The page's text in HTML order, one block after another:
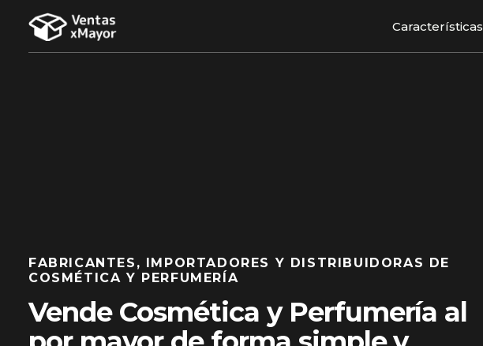
Características
FABRICANTES, IMPORTADORES Y DISTRIBUIDORAS DE
COSMÉTICA Y PERFUMERÍA
Vende Cosmética y Perfumería al